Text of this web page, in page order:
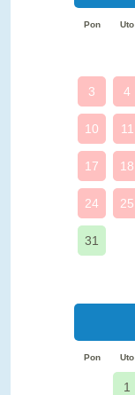
Pon Uto
3 4
10 11
17 18
24 25
31
Pon Uto
1